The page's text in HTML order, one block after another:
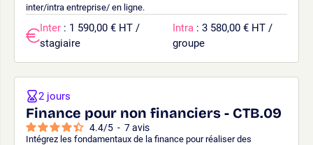
inter/intra entreprise/ en ligne.
Inter : 1 590,00 € HT /
stagiaire
Intra : 3 580,00 € HT /
groupe
Finance pour non financiers - CTB.09
4.4/5 - 7avis
Intégrez les fondamentaux de la finance pour réaliser des
2 jours